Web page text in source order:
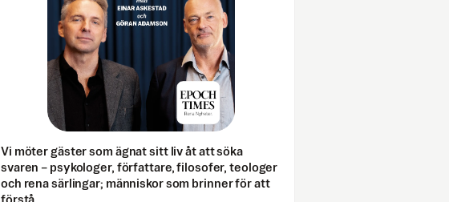
Vi möter gäster som ägnat sitt liv åt att söka
svaren – psykologer, författare, filosofer, teologer
och rena särlingar; människor som brinner för att